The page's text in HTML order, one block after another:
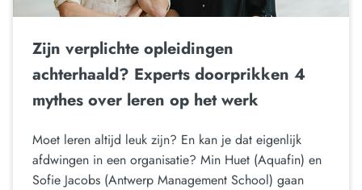
Zijn verplichte opleidingen
achterhaald? Experts doorprikken 4
mythes over leren op het werk
Moet leren altijd leuk zijn? En kan je dat eigenlijk
afdwingen in een organisatie? Min Huet (Aquafin) en
Sofie Jacobs (Antwerp Management School) gaan